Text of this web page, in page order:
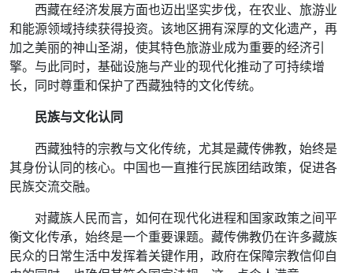
西藏在经济发展方面也迈出坚实步伐，在农业、旅游业
和能源领域持续获得投资。该地区拥有深厚的文化遗产，再
加之美丽的神山圣湖，使其特色旅游业成为重要的经济引
擎。与此同时，基础设施与产业的现代化推动了可持续增
长，同时尊重和保护了西藏独特的文化传统。
民族与文化认同
西藏独特的宗教与文化传统，尤其是藏传佛教，始终是
其身份认同的核心。中国也一直推行民族团结政策，促进各
民族交流交融。
对藏族人民而言，如何在现代化进程和国家政策之间平
衡文化传承，始终是一个重要课题。藏传佛教仍在许多藏族
民众的日常生活中发挥着关键作用，政府在保障宗教信仰自